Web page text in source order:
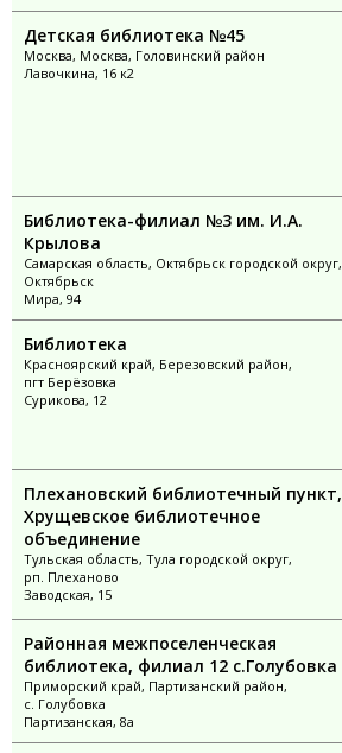
Детская библиотека №45
Москва, Москва, Головинский район
Лавочкина, 16 к2
Библиотека-филиал №3 им. И.А.
Крылова
Самарская область, Октябрьск городской округ,
Октябрьск
Мира, 94
Библиотека
Красноярский край, Березовский район,
пгт Берёзовка
Сурикова, 12
Плехановский библиотечный пункт,
Хрущевское библиотечное
объединение
Тульская область, Тула городской округ,
рп. Плеханово
Заводская, 15
Районная межпоселенческая
библиотека, филиал 12 с.Голубовка
Приморский край, Партизанский район,
с. Голубовка
Партизанская, 8а